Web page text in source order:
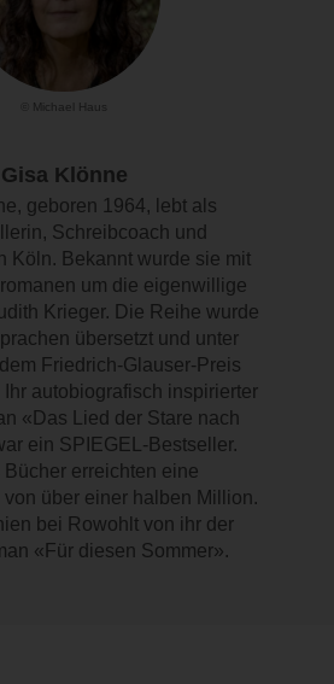
© Michael Haus
Gisa Klönne
geboren 1964, lebt als
Schreibcoach und
Köln. Bekannt wurde sie mit
um die eigenwillige
Krieger. Die Reihe wurde
übersetzt und unter
Friedrich-Glauser-Preis
autobiografisch inspirierter
«Das Lied der Stare nach
ein SPIEGEL-Bestseller.
Bücher erreichten eine
von über einer halben Million.
bei Rowohlt von ihr der
«Für diesen Sommer».